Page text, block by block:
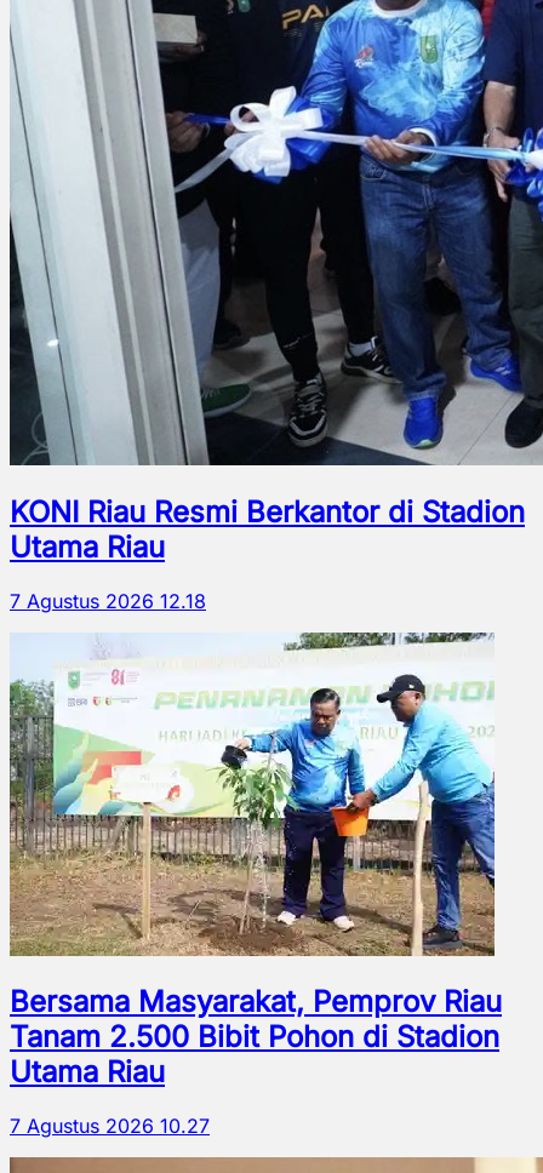
KONI Riau Resmi Berkantor di Stadion
Utama Riau
7 Agustus 2026 12.18
Bersama Masyarakat, Pemprov Riau
Tanam 2.500 Bibit Pohon di Stadion
Utama Riau
7 Agustus 2026 10.27